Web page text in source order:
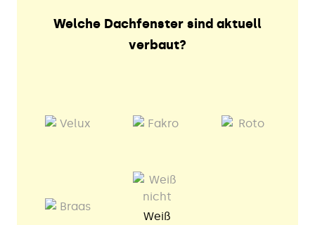
Welche Dachfenster sind aktuell
verbaut?
Weiß